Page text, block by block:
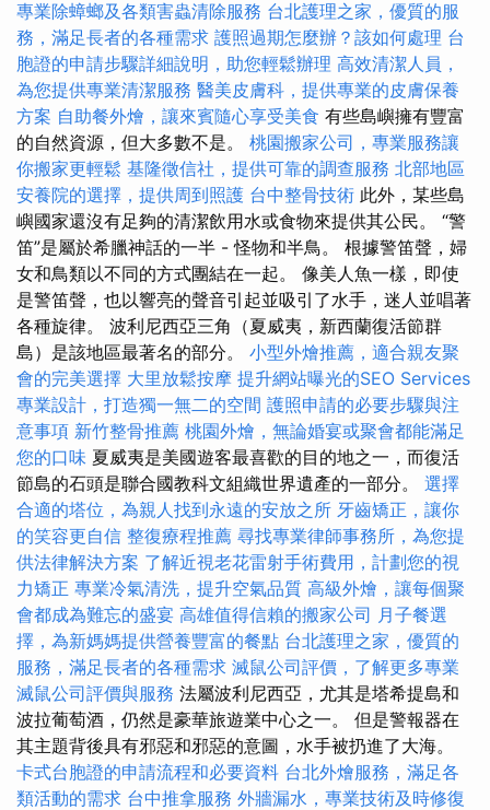
專業除蟑螂及各類害蟲清除服務 台北護理之家，優質的服
務，滿足長者的各種需求 護照過期怎麼辦？該如何處理 台
胞證的申請步驟詳細說明，助您輕鬆辦理 高效清潔人員，
為您提供專業清潔服務 醫美皮膚科，提供專業的皮膚保養
方案 自助餐外燴，讓來賓隨心享受美食 有些島嶼擁有豐富
的自然資源，但大多數不是。 桃園搬家公司，專業服務讓
你搬家更輕鬆 基隆徵信社，提供可靠的調查服務 北部地區
安養院的選擇，提供周到照護 台中整骨技術 此外，某些島
嶼國家還沒有足夠的清潔飲用水或食物來提供其公民。 “警
笛”是屬於希臘神話的一半 - 怪物和半鳥。 根據警笛聲，婦
女和鳥類以不同的方式團結在一起。 像美人魚一樣，即使
是警笛聲，也以響亮的聲音引起並吸引了水手，迷人並唱著
各種旋律。 波利尼西亞三角（夏威夷，新西蘭復活節群
島）是該地區最著名的部分。 小型外燴推薦，適合親友聚
會的完美選擇 大里放鬆按摩 提升網站曝光的SEO Services
專業設計，打造獨一無二的空間 護照申請的必要步驟與注
意事項 新竹整骨推薦 桃園外燴，無論婚宴或聚會都能滿足
您的口味 夏威夷是美國遊客最喜歡的目的地之一，而復活
節島的石頭是聯合國教科文組織世界遺產的一部分。 選擇
合適的塔位，為親人找到永遠的安放之所 牙齒矯正，讓你
的笑容更自信 整復療程推薦 尋找專業律師事務所，為您提
供法律解決方案 了解近視老花雷射手術費用，計劃您的視
力矯正 專業冷氣清洗，提升空氣品質 高級外燴，讓每個聚
會都成為難忘的盛宴 高雄值得信賴的搬家公司 月子餐選
擇，為新媽媽提供營養豐富的餐點 台北護理之家，優質的
服務，滿足長者的各種需求 滅鼠公司評價，了解更多專業
滅鼠公司評價與服務 法屬波利尼西亞，尤其是塔希提島和
波拉葡萄酒，仍然是豪華旅遊業中心之一。 但是警報器在
其主題背後具有邪惡和邪惡的意圖，水手被扔進了大海。
卡式台胞證的申請流程和必要資料 台北外燴服務，滿足各
類活動的需求 台中推拿服務 外牆漏水，專業技術及時修復